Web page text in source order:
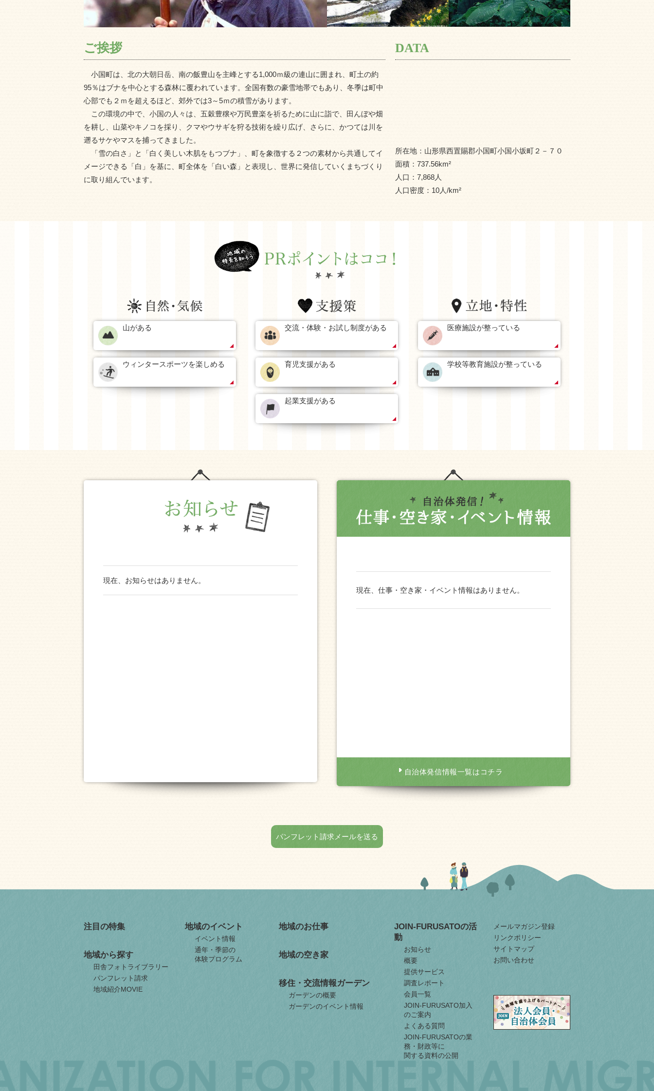
ご挨拶
小国町は、北の大朝日岳、南の飯豊山を主峰とする1,000ｍ級の連山に囲まれ、町土の約
95％はブナを中心とする森林に覆われています。全国有数の豪雪地帯でもあり、冬季は町中
心部でも２ｍを超えるほど、郊外では3～5ｍの積雪があります。
この環境の中で、小国の人々は、五穀豊穣や万民豊楽を祈るために山に詣で、田んぼや畑
を耕し、山菜やキノコを採り、クマやウサギを狩る技術を繰り広げ、さらに、かつては川を
遡るサケやマスを捕ってきました。
「雪の白さ」と「白く美しい木肌をもつブナ」、町を象徴する２つの素材から共通してイ
メージできる「白」を基に、町全体を「白い森」と表現し、世界に発信していくまちづくり
に取り組んでいます。
DATA
所在地： 山形県西置賜郡小国町小国小坂町２－７０
面積： 737.56km²
人口： 7,868人
人口密度： 10人/km²
山がある
ウィンタースポーツを楽しめる
交流・体験・お試し制度がある
育児支援がある
起業支援がある
医療施設が整っている
学校等教育施設が整っている
現在、お知らせはありません。
現在、仕事・空き家・イベント情報はありません。
自治体発信情報一覧はコチラ
パンフレット請求メールを送る
注目の特集
地域から探す
田舎フォトライブラリー
パンフレット請求
地域紹介MOVIE
地域のイベント
イベント情報
通年・季節の
体験プログラム
地域のお仕事
地域の空き家
移住・交流情報ガーデン
ガーデンの概要
ガーデンのイベント情報
JOIN-FURUSATOの活
動
お知らせ
概要
提供サービス
調査レポート
会員一覧
JOIN-FURUSATO加入
のご案内
よくある質問
JOIN-FURUSATOの業
務・財政等に
関する資料の公開
メールマガジン登録
リンクポリシー
サイトマップ
お問い合わせ
JAPAN
ORGANIZATION
FOR